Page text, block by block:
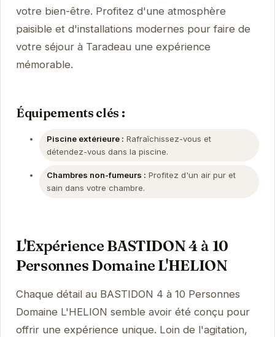
votre bien-être. Profitez d'une atmosphère
paisible et d'installations modernes pour faire de
votre séjour à Taradeau une expérience
mémorable.
Équipements clés :
Piscine extérieure : Rafraîchissez-vous et
détendez-vous dans la piscine.
Chambres non-fumeurs : Profitez d'un air pur et
sain dans votre chambre.
L'Expérience BASTIDON 4 à 10
Personnes Domaine L'HELION
Chaque détail au BASTIDON 4 à 10 Personnes
Domaine L'HELION semble avoir été conçu pour
offrir une expérience unique. Loin de l'agitation,